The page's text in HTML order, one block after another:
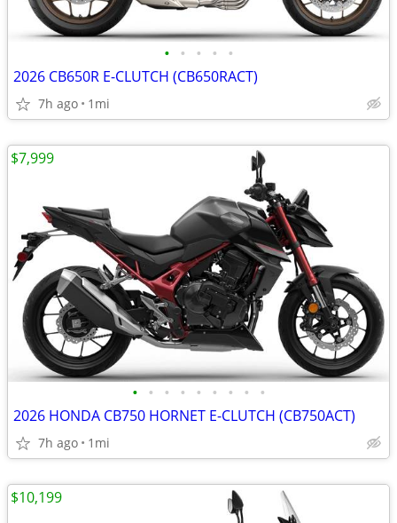
• • • • •
2026 CB650R E-CLUTCH (CB650RACT)
7h ago 1mi
• • • • • • • • •
2026 HONDA CB750 HORNET E-CLUTCH (CB750ACT)
7h ago 1mi
$7,999
$10,199